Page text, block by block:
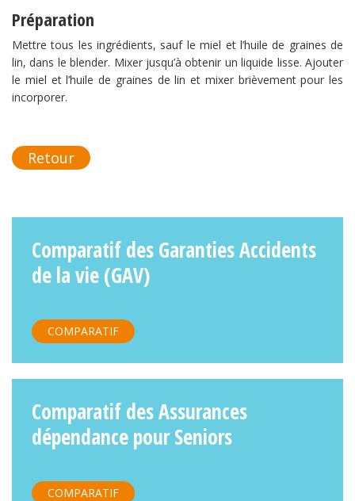
Préparation
Mettre tous les ingrédients, sauf le miel et l’huile de graines de
lin, dans le blender. Mixer jusqu’à obtenir un liquide lisse. Ajouter
le miel et l’huile de graines de lin et mixer brièvement pour les
incorporer.
Retour
Comparatif des Garanties Accidents
de la vie (GAV)
COMPARATIF
Comparatif des Assurances
dépendance pour Seniors
COMPARATIF